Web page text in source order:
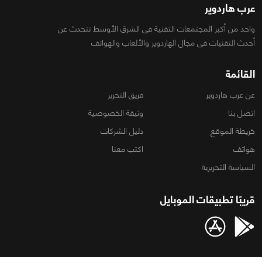
عرب هاردوير
واحد من أكبر المجتمعات التقنية فى الشرق الأوسط تتحدث عن
أحدث التقنيات فى مجال الهاردوير والألعاب والهواتف
القائمة
عن عرب هاردوير
فريق التحرير
اتصل بنا
وثيقة الخصوصية
خريطة الموقع
دليل الشركات
هواتف
اكتب معنا
السياسة التحريرية
قريبًا تطبيقات الموبايل